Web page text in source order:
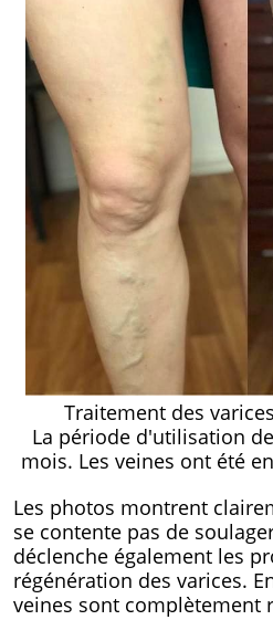
Traitement des
La période d'utilisation de
mois. Les veines ont été
Les photos montrent
se contente pas de
déclenche également les
régénération des varices.
veines sont complètement